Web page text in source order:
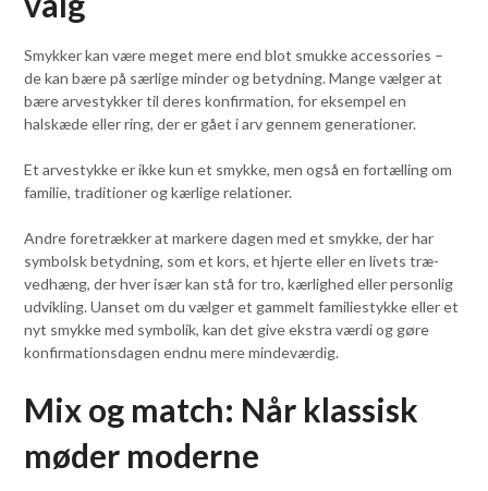
Smykker kan være meget mere end blot smukke accessories –
de kan bære på særlige minder og betydning. Mange vælger at
bære arvestykker til deres konfirmation, for eksempel en
halskæde eller ring, der er gået i arv gennem generationer.
Et arvestykke er ikke kun et smykke, men også en fortælling om
familie, traditioner og kærlige relationer.
Andre foretrækker at markere dagen med et smykke, der har
symbolsk betydning, som et kors, et hjerte eller en livets træ-
vedhæng, der hver især kan stå for tro, kærlighed eller personlig
udvikling. Uanset om du vælger et gammelt familiestykke eller et
nyt smykke med symbolik, kan det give ekstra værdi og gøre
konfirmationsdagen endnu mere mindeværdig.
Mix og match: Når klassisk
møder moderne